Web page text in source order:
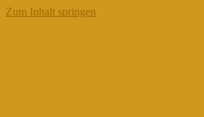
Zum Inhalt springen